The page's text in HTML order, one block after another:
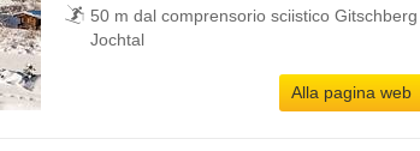
50 m dal comprensorio sciistico Gitschberg
Jochtal
Alla pagina web